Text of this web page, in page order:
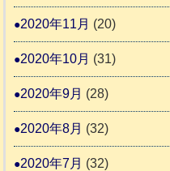
2020年11月 (20)
2020年10月 (31)
2020年9月 (28)
2020年8月 (32)
2020年7月 (32)